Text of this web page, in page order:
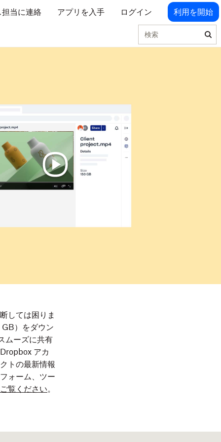
当に連絡 アプリを入手 ログイン 利用を開始
検索
しては困りま
）をダウン
ムーズに共有
アカ
トの最新情報
ォーム、ツー
覧ください。